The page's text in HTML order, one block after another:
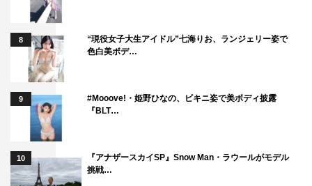
作：桑原亮子
音楽：トクマルシューゴ・王舟
出演：森崎ウィン・高城れに（ももいろクローバーZ）／
和田正人、村上穂乃佳、中島広稀、白鳥玉季／高橋努、ブ
ラザートム、古寬治ほか
制作統括：三鬼一希
プロデューサー：増田靜雄
演出：堀内裕介、新田真三
©NHK
8
“現役女子大生アイドル”七海りお、ランジェリー姿で
色白美ボデ…
9
#Mooove!・姫野ひなの、ビキニ姿で美ボディ披露
『BLT…
10
『アナザースカイSP』Snow Man・ラウールがモデル
挑戦…